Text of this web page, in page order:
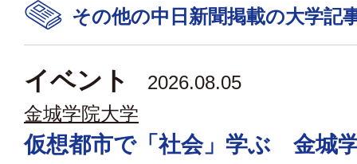
その他の中日新聞掲載の大学記
イベント
2026.08.05
金城学院大学
仮想都市で「社会」学ぶ 金城